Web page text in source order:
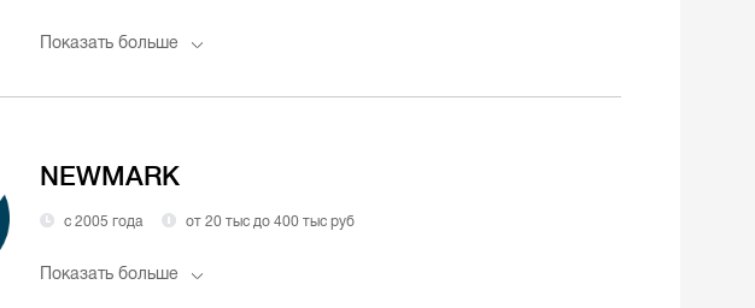
Показать больше
NEWMARK
с 2005 года от 20 тыс до 400 тыс руб
Показать больше